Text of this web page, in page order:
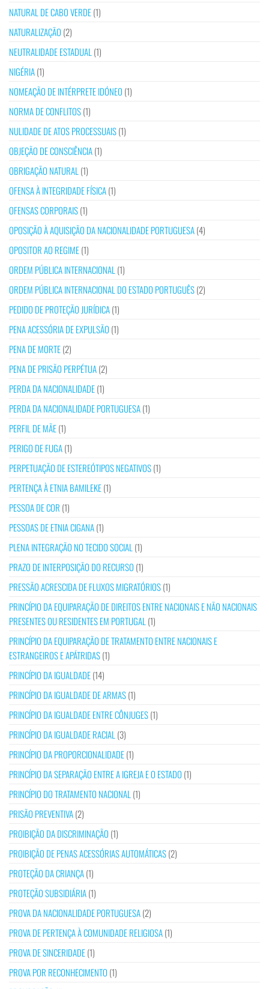
NATURAL DE CABO VERDE(1)
NATURALIZAÇÃO (2)
NEUTRALIDADE ESTADUAL(1)
NIGÉRIA(1)
NOMEAÇÃO DE INTÉRPRETE IDÓNEO (1)
NORMA DE CONFLITOS(1)
NULIDADE DE ATOS PROCESSUAIS(1)
OBJEÇÃO DE CONSCIÊNCIA(1)
OBRIGAÇÃO NATURAL(1)
OFENSA À INTEGRIDADE FÍSICA(1)
OFENSAS CORPORAIS(1)
OPOSIÇÃO À AQUISIÇÃO DA NACIONALIDADE PORTUGUESA(4)
OPOSITOR AO REGIME(1)
ORDEM PÚBLICA INTERNACIONAL(1)
ORDEM PÚBLICA INTERNACIONAL DO ESTADO PORTUGUÊS(2)
PEDIDO DE PROTEÇÃO JURÍDICA(1)
PENA ACESSÓRIA DE EXPULSÃO (1)
PENA DE MORTE(2)
PENA DE PRISÃO PERPÉTUA(2)
PERDA DA NACIONALIDADE(1)
PERDA DA NACIONALIDADE PORTUGUESA(1)
PERFIL DE MÃE(1)
PERIGO DE FUGA(1)
PERPETUAÇÃO DE ESTEREÓTIPOS NEGATIVOS(1)
PERTENÇA À ETNIA BAMILEKE(1)
PESSOA DE COR (1)
PESSOAS DE ETNIA CIGANA(1)
PLENA INTEGRAÇÃO NO TECIDO SOCIAL(1)
PRAZO DE INTERPOSIÇÃO DO RECURSO (1)
PRESSÃO ACRESCIDA DE FLUXOS MIGRATÓRIOS(1)
PRINCÍPIO DA EQUIPARAÇÃO DE DIREITOS ENTRE NACIONAIS E NÃO NACIONAIS
PRESENTES OU RESIDENTES EM PORTUGAL(1)
PRINCÍPIO DA EQUIPARAÇÃO DE TRATAMENTO ENTRE NACIONAIS E
ESTRANGEIROS E APÁTRIDAS(1)
PRINCÍPIO DA IGUALDADE(14)
PRINCÍPIO DA IGUALDADE DE ARMAS(1)
PRINCÍPIO DA IGUALDADE ENTRE CÔNJUGES(1)
PRINCÍPIO DA IGUALDADE RACIAL(3)
PRINCÍPIO DA PROPORCIONALIDADE(1)
PRINCÍPIO DA SEPARAÇÃO ENTRE A IGREJA E O ESTADO (1)
PRINCÍPIO DO TRATAMENTO NACIONAL(1)
PRISÃO PREVENTIVA(2)
PROIBIÇÃO DA DISCRIMINAÇÃO (1)
PROIBIÇÃO DE PENAS ACESSÓRIAS AUTOMÁTICAS(2)
PROTEÇÃO DA CRIANÇA(1)
PROTEÇÃO SUBSIDIÁRIA(1)
PROVA DA NACIONALIDADE PORTUGUESA(2)
PROVA DE PERTENÇA À COMUNIDADE RELIGIOSA(1)
PROVA DE SINCERIDADE(1)
PROVA POR RECONHECIMENTO (1)